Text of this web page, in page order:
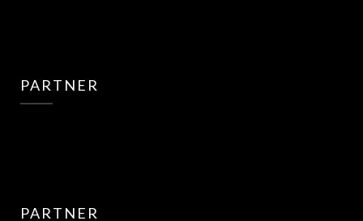
PARTNER
PARTNER